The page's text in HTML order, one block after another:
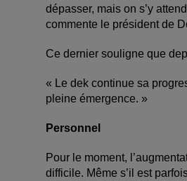
dépasser, mais on s’y
commente le président de
Ce dernier souligne que
« Le dek continue sa
pleine émergence. »
Personnel
Pour le moment,
difficile. Même s’il est